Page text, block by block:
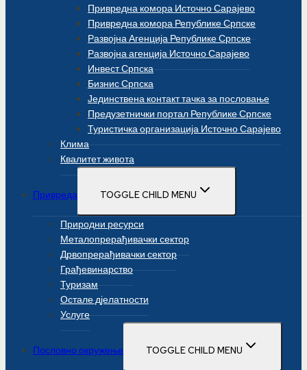
Привредна комора Источно Сарајево
Привредна комора Републике Српске
Развојна Агенција Републике Српске
Развојна агенција Источно Сарајево
Инвест Српска
Бизнис Српска
Јединствена контакт тачка за пословање
Предузетнички портал Републике Српске
Туристичка организација Источно Сарајево
Клима
Квалитет живота
Привреда TOGGLE CHILD MENU
Природни ресурси
Металопрерађивачки сектор
Дрвопрерађивачки сектор
Грађевинарство
Туризам
Остале дјелатности
Услуге
Пословно окружење TOGGLE CHILD MENU